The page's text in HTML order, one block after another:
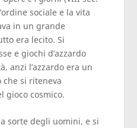
sociale e la vita
in un grande
era lecito. Si
e giochi d’azzardo
anzi l’azzardo era un
che si riteneva
gioco cosmico.
sorte degli uomini, e si